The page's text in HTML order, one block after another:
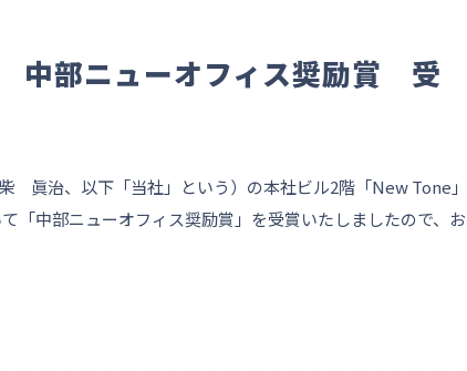
中部ニューオフィス奨励賞 受
治、以下「当社」という）の本社ビル2階「New Tone」
「中部ニューオフィス奨励賞」を受賞いたしましたので、お